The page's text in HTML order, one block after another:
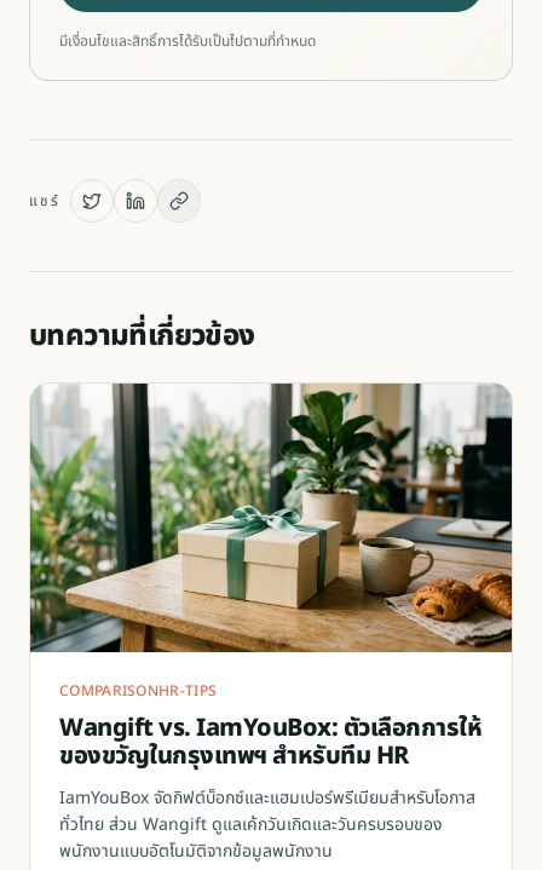
มีเงื่อนไขและสิทธิ์การได้รับเป็นไปตามที่กำหนด
แชร์
บทความที่เกี่ยวข้อง
COMPARISONHR-TIPS
Wangift vs. IamYouBox: ตัวเลือกการให้
ของขวัญในกรุงเทพฯ สำหรับทีม HR
IamYouBox จัดกิฟต์บ็อกซ์และแฮมเปอร์พรีเมียมสำหรับโอกาส
ทั่วไทย ส่วน Wangift ดูแลเค้กวันเกิดและวันครบรอบของ
พนักงานแบบอัตโนมัติจากข้อมูลพนักงาน